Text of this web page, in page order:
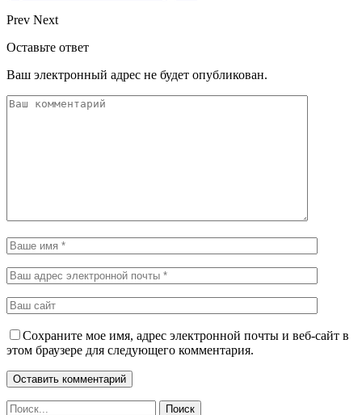
Prev Next
Оставьте ответ
Ваш электронный адрес не будет опубликован.
Сохраните мое имя, адрес электронной почты и веб-сайт в
этом браузере для следующего комментария.